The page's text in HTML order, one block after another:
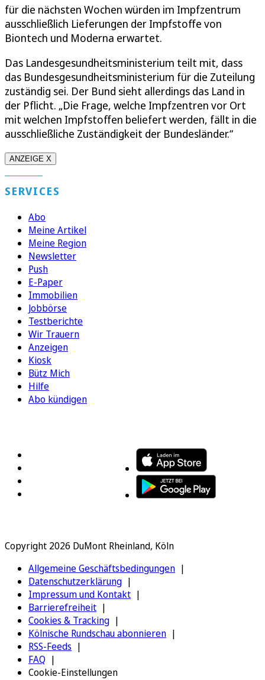
für die nächsten Wochen würden im Impfzentrum
ausschließlich Lieferungen der Impfstoffe von
Biontech und Moderna erwartet.
Das Landesgesundheitsministerium teilt mit, dass
das Bundesgesundheitsministerium für die Zuteilung
zuständig sei. Der Bund sieht allerdings das Land in
der Pflicht. „Die Frage, welche Impfzentren vor Ort
mit welchen Impfstoffen beliefert werden, fällt in die
ausschließliche Zuständigkeit der Bundesländer.“
ANZEIGE X
SERVICES
Abo
Meine Artikel
Meine Region
Newsletter
Push
E-Paper
Immobilien
Jobbörse
Testberichte
Wir Trauern
Anzeigen
Kiosk
Bütz Mich
Hilfe
Abo kündigen
Copyright 2026 DuMont Rheinland, Köln
Allgemeine Geschäftsbedingungen
Datenschutzerklärung
Impressum und Kontakt
Barrierefreiheit
Cookies & Tracking
Kölnische Rundschau abonnieren
RSS-Feeds
FAQ
Cookie-Einstellungen